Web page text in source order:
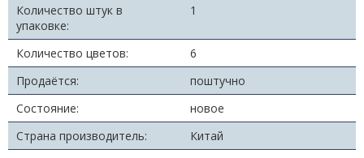
Количество штук в
упаковке:
1
Количество цветов:
6
Продаётся:
поштучно
Состояние:
новое
Страна производитель:
Китай